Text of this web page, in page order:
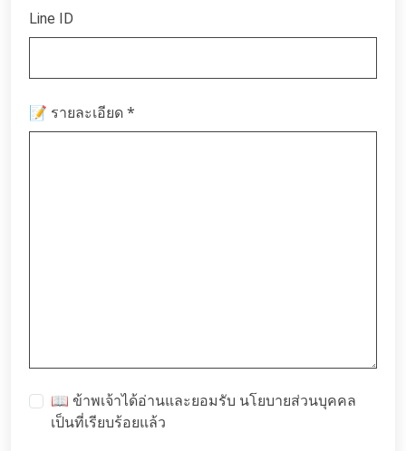
Line ID
📝 รายละเอียด *
📖 ข้าพเจ้าได้อ่านและยอมรับ นโยบายส่วนบุคคล
เป็นที่เรียบร้อยแล้ว